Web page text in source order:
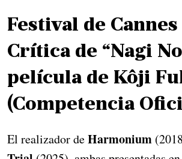
Festival de
Crítica de “Nagi
película de Kôji
(Competencia
El realizador deHarmonium